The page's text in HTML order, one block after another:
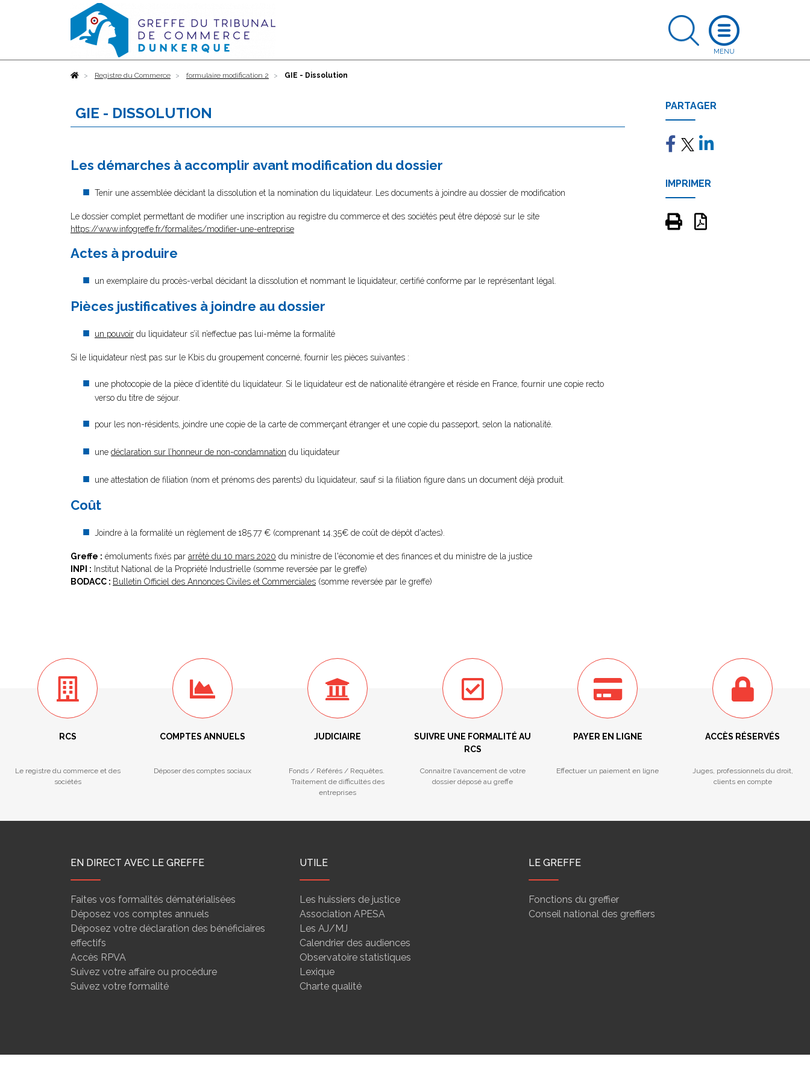
AccueilRegistre du Commerce formulaire modification 2 GIE - Dissolution
GIE - DISSOLUTION
Les démarches à accomplir avant modification du dossier
Tenir une assemblée décidant la dissolution et la nomination du liquidateur. Les documents à joindre au dossier de modification
Le dossier complet permettant de modifier une inscription au registre du commerce et des sociétés peut être déposé sur le site
https://www.infogreffe.fr/formalites/modifier-une-entreprise
Actes à produire
un exemplaire du procès-verbal décidant la dissolution et nommant le liquidateur, certifié conforme par le représentant légal.
Pièces justificatives à joindre au dossier
un pouvoir du liquidateur s’il n’effectue pas lui-même la formalité
Si le liquidateur n’est pas sur le Kbis du groupement concerné, fournir les pièces suivantes :
une photocopie de la pièce d’identité du liquidateur. Si le liquidateur est de nationalité étrangère et réside en France, fournir une copie recto
verso du titre de séjour.
pour les non-résidents, joindre une copie de la carte de commerçant étranger et une copie du passeport, selon la nationalité.
une déclaration sur l’honneur de non-condamnation du liquidateur
une attestation de filiation (nom et prénoms des parents) du liquidateur, sauf si la filiation figure dans un document déjà produit.
Coût
Joindre à la formalité un règlement de185.77 € (comprenant 14.35€ de coût de dépôt d'actes).
Greffe : émoluments fixés par arrêté du 10 mars 2020 du ministre de l'économie et des finances et du ministre de la justice
INPI : Institut National de la Propriété Industrielle (somme reversée par le greffe)
BODACC : Bulletin Officiel des Annonces Civiles et Commerciales (somme reversée par le greffe)
PARTAGER
IMPRIMER
RCS
Le registre du commerce et des
sociétés
COMPTES ANNUELS
Déposer des comptes sociaux
JUDICIAIRE
Fonds / Référés / Requêtes.
Traitement de difficultés des
entreprises
SUIVRE UNE FORMALITÉ AU
RCS
Connaitre l'avancement de votre
dossier déposé au greffe
PAYER EN LIGNE
Effectuer un paiement en ligne
ACCÈS RÉSERVÉS
Juges, professionnels du droit,
clients en compte
EN DIRECT AVEC LE GREFFE
Faites vos formalités dématérialisées
Déposez vos comptes annuels
Déposez votre déclaration des bénéficiaires
effectifs
Accès RPVA
Suivez votre affaire ou procédure
Suivez votre formalité
UTILE
Les huissiers de justice
Association APESA
Les AJ/MJ
Calendrier des audiences
Observatoire statistiques
Lexique
Charte qualité
LE GREFFE
Fonctions du greffier
Conseil national des greffiers